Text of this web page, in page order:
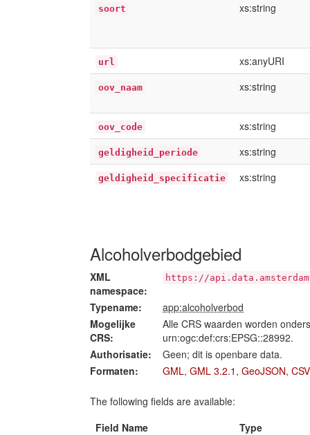
soort xs:string
url xs:anyURI
oov_naam xs:string
oov_code xs:string
geldigheid_periode xs:string
geldigheid_specificatie xs:string
Alcoholverbodgebied
XML
namespace:
https://
Typename:
app:alcoholverbod
Mogelijke
CRS:
Alle CRS waarden worden
urn:ogc:def:crs:EPSG::28992.
Authorisatie:
Geen; dit is openbare data.
Formaten:
GML, GML 3.2.1 , GeoJSON, CSV
The following fields are available:
Field Name
Type